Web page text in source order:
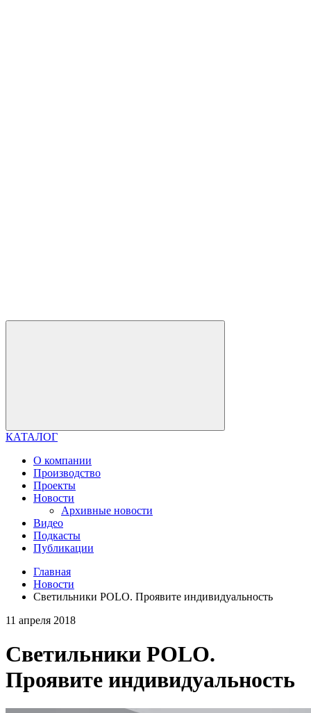
КАТАЛОГ
О компании
Производство
Проекты
Новости
Архивные новости
Видео
Подкасты
Публикации
Главная
Новости
Светильники POLO. Проявите индивидуальность
11 апреля 2018
Светильники POLO.
Проявите индивидуальность